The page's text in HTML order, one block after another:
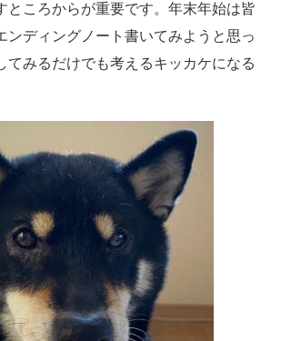
ところからが重要です。年末年始は皆
ンディングノート書いてみようと思っ
てみるだけでも考えるキッカケになる